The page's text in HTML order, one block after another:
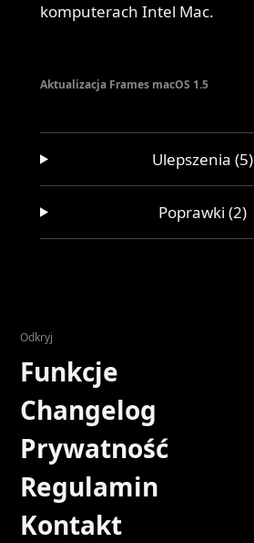
komputerach Intel Mac.
Aktualizacja Frames macOS 1.5
Ulepszenia (5)
Poprawki (2)
Odkryj
Funkcje
Changelog
Prywatność
Regulamin
Kontakt